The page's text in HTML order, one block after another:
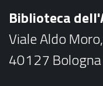
o
k
Biblioteca
Viale Aldo
40127 Bologna